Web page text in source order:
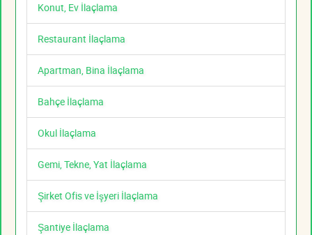
Konut, Ev İlaçlama
Restaurant İlaçlama
Apartman, Bina İlaçlama
Bahçe İlaçlama
Okul İlaçlama
Gemi, Tekne, Yat İlaçlama
Şirket Ofis ve İşyeri İlaçlama
Şantiye İlaçlama